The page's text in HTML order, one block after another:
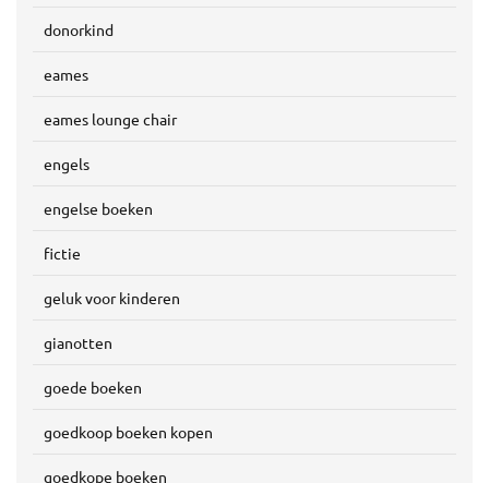
donorkind
eames
eames lounge chair
engels
engelse boeken
fictie
geluk voor kinderen
gianotten
goede boeken
goedkoop boeken kopen
goedkope boeken